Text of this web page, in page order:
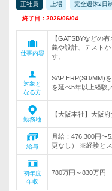
正社員 上場 完全週休2日制
終了日：2026/06/04
仕事内容
【GATSBYなどの
義や設計、テスト
す。
対象と
なる方
SAP ERP(SD/MM)
を延べ5年以上経験
勤務地
【大阪本社】大
給与
月給：476,300円〜
更なし） ※経験と
初年度
年収
780万円～830万円